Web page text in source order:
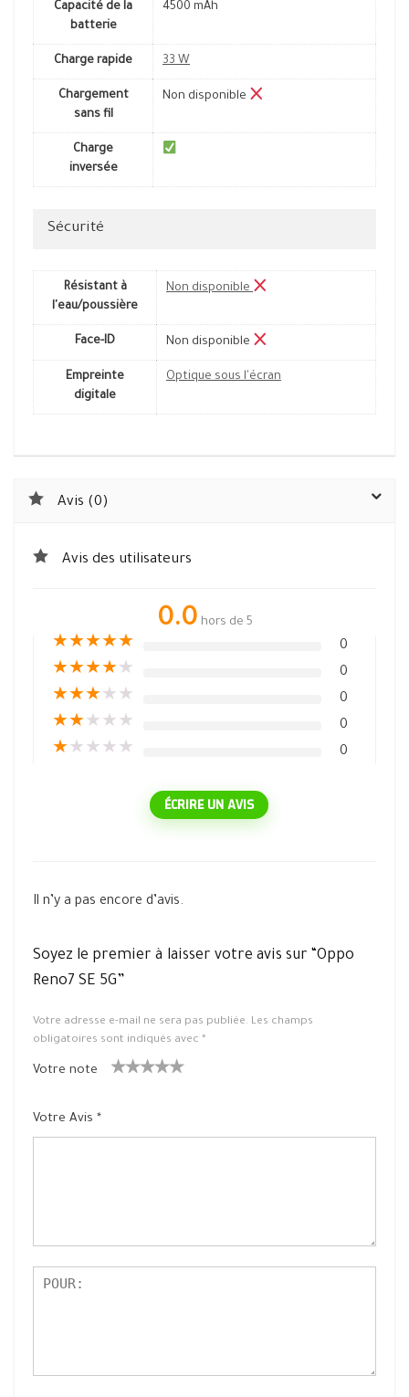
Capacité de la
batterie
4500 mAh
Charge rapide 33 W
Chargement
sans fil
Non disponible
Charge
inversée
Sécurité
Résistant à
l'eau/poussière
Non disponible
Face-ID Non disponible
Empreinte
digitale
Optique sous l'écran
Avis (0)
Avis des utilisateurs
0.0 hors de 5
★★★★★ 0
★★★★★ 0
★★★★ ★ 0
★★★ ★ ★ 0
★★ ★ ★ ★ 0
ÉCRIRE UN AVIS
Il n’y a pas encore d’avis.
Soyez le premier à laisser votre avis sur “Oppo
Reno7 SE 5G”
Votre adresse e-mail ne sera pas publiée. Les champs
obligatoires sont indiqués avec *
Votre note
oil
sur
Votre Avis *